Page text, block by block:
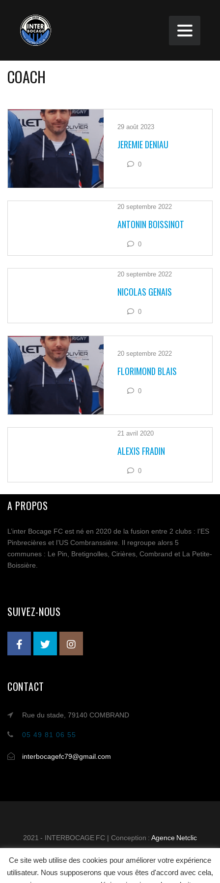
COACH
29 août 2023
JEREMIE DENIAU
0
20 septembre 2022
ANTONIN BOISSINOT
0
20 septembre 2022
NICOLAS GENAIS
0
20 septembre 2022
FLORIMOND BLAIS
0
21 avril 2020
ALEXIS FRADIN
0
A PROPOS
L’inter Bocage FC est né en 2020 de la fusion entre 2 clubs : l’ES
Pinbrecières et l’US Combranssière. Il regroupe alors 5
communes : Le Pin, Bretignolles, Cirières, Combrand et La Petite-
Boissière.
SUIVEZ-NOUS
CONTACT
Rue du stade, 79140 COMBRAND
05 49 81 06 55
interbocagefc79@gmail.com
2021 - INTERBOCAGE FC | Conception : Agence Netclic
INTER BOCAGE FOOTBALL
MENTIONS
LÉGALES
CONTACT
Ce site web utilise des cookies pour améliorer votre expérience
utilisateur. Nous supposerons que vous êtes d'accord avec cela,